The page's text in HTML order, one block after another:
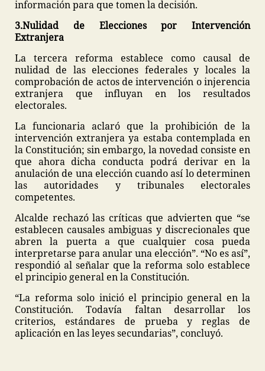
información para que tomen la decisión.
3.Nulidad de Elecciones por Intervención
Extranjera
La tercera reforma establece como causal de
nulidad de las elecciones federales y locales la
comprobación de actos de intervención o injerencia
extranjera que influyan en los resultados
electorales.
La funcionaria aclaró que la prohibición de la
intervención extranjera ya estaba contemplada en
la Constitución; sin embargo, la novedad consiste en
que ahora dicha conducta podrá derivar en la
anulación de una elección cuando así lo determinen
las autoridades y tribunales electorales
competentes.
Alcalde rechazó las críticas que advierten que “se
establecen causales ambiguas y discrecionales que
abren la puerta a que cualquier cosa pueda
interpretarse para anular una elección”. “No es así”,
respondió al señalar que la reforma solo establece
el principio general en la Constitución.
“La reforma solo inició el principio general en la
Constitución. Todavía faltan desarrollar los
criterios, estándares de prueba y reglas de
aplicación en las leyes secundarias”, concluyó.